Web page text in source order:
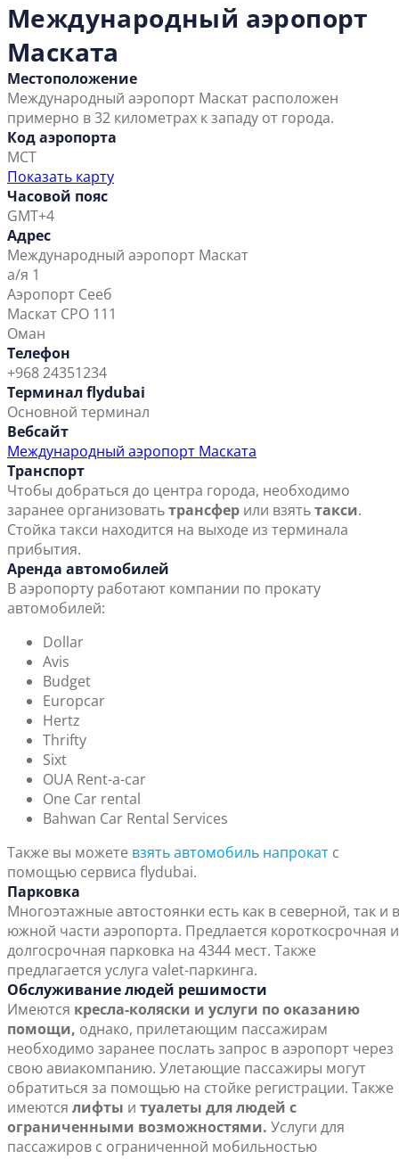
Международный аэропорт
Маската
Местоположение
Международный аэропорт Маскат расположен
примерно в 32 километрах к западу от города.
Код аэропорта
MCT
Показать карту
Часовой пояс
GMT+4
Адрес
Международный аэропорт Маскат
а/я 1
Аэропорт Сееб
Маскат CPO 111
Оман
Телефон
+968 24351234
Терминал flydubai
Основной терминал
Вебсайт
Международный аэропорт Маската
Транспорт
Чтобы добраться до центра города, необходимо
заранее организоватьтрансфер или взятьтакси.
Стойка такси находится на выходе из терминала
прибытия.
Аренда автомобилей
В аэропорту работают компании по прокату
автомобилей:
Dollar
Avis
Budget
Europcar
Hertz
Thrifty
Sixt
OUA Rent-a-car
One Car rental
Bahwan Car Rental Services
Также вы можете взять автомобиль напрокат с
помощью сервиса flydubai.
Парковка
Многоэтажные автостоянки есть как в северной, так и в
южной части аэропорта. Предлается короткосрочная и
долгосрочная парковка на 4344 мест. Также
предлагается услуга valet-паркинга.
Обслуживание людей решимости
Имеются кресла-коляски и услуги по оказанию
помощи, однако, прилетающим пассажирам
необходимо заранее послать запрос в аэропорт через
свою авиакомпанию. Улетающие пассажиры могут
обратиться за помощью на стойке регистрации. Также
имеются лифты и туалеты для людей с
ограниченными возможностями. Услуги для
пассажиров с ограниченной мобильностью